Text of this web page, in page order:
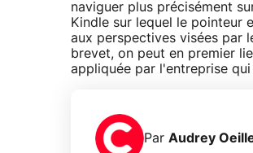
naviguer plus précisément
Kindle sur lequel le pointeur
aux perspectives visées par
brevet, on peut en premier
appliquée par l'entreprise
Par Audrey